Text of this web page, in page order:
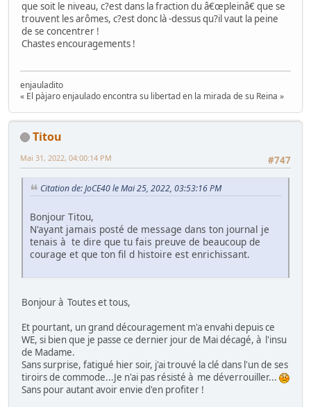
que soit le niveau, c?est dans la fraction du â€œpleinâ€ que se
trouvent les arômes, c?est donc là -dessus qu?il vaut la peine
de se concentrer !
Chastes encouragements !
enjauladito
« El pàjaro enjaulado encontra su libertad en la mirada de su Reina »
Titou
#747
Mai 31, 2022, 04:00:14 PM
Citation de: JoCE40 le Mai 25, 2022, 03:53:16 PM
Bonjour Titou,
N'ayant jamais posté de message dans ton journal je
tenais à te dire que tu fais preuve de beaucoup de
courage et que ton fil d histoire est enrichissant.
Bonjour à Toutes et tous,
Et pourtant, un grand découragement m'a envahi depuis ce
WE, si bien que je passe ce dernier jour de Mai décagé, à l'insu
de Madame.
Sans surprise, fatigué hier soir, j'ai trouvé la clé dans l'un de ses
tiroirs de commode...Je n'ai pas résisté à me déverrouiller...
Sans pour autant avoir envie d'en profiter !